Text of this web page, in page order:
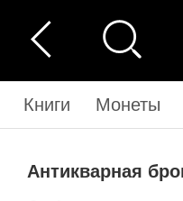
Книги Монеты
Антикварная